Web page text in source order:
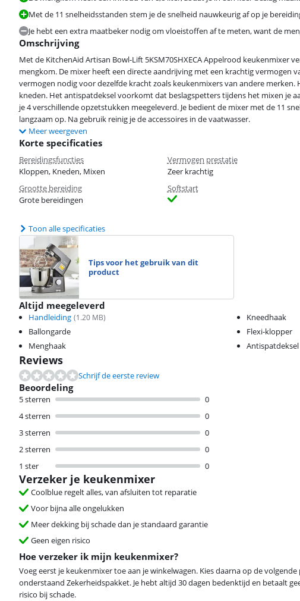
Met de 11 snelheidsstanden stem je de snelheid nauwkeurig af op je
Je hebt een extra maatbeker nodig om vloeistoffen af te meten, want de
Omschrijving
Met de KitchenAid Artisan Bowl-Lift 5KSM70SHXECA Appelrood keukenmixer
mengkom. De mixer heeft een directe aandrijving met een krachtig vermogen
vermogen nodig voor dezelfde kracht zoals keukenmixers van andere merken.
kneden. Het antispatdeksel voorkomt dat beslagspetters tijdens het mixen je
je 4 verschillende opzetstukken meegeleverd. Je bedient de mixer met de 11
langzaam op. Na gebruik reinig je de accessoires in de vaatwasser.
Meer weergeven
Korte specificaties
Bereidingsfuncties
Kloppen, Kneden, Mixen
Vermogen prestatie
Zeer krachtig
Grootte bereiding
Grote bereidingen
Softstart
Toon alle specificaties
Tips voor het gebruik van dit
product
Altijd meegeleverd
Handleiding (1.20 MB)
Ballongarde
Menghaak
Kneedhaak
Flexi-klopper
Antispatdeksel
Reviews
Schrijf de eerste review
Beoordeling
5 sterren
0
4 sterren
0
3 sterren
0
2 sterren
0
1 ster
0
Verzeker je keukenmixer
Coolblue regelt alles, van afsluiten tot reparatie
Voor bijna alle ongelukken
Meer dekking bij schade dan je standaard garantie
Geen eigen risico
Hoe verzeker ik mijn keukenmixer?
Voeg eerst je keukenmixer toe aan je winkelwagen. Kies daarna op de volgende
onderstaand Zekerheidspakket. Je hebt altijd 30 dagen bedenktijd en betaalt
risico bij schade.